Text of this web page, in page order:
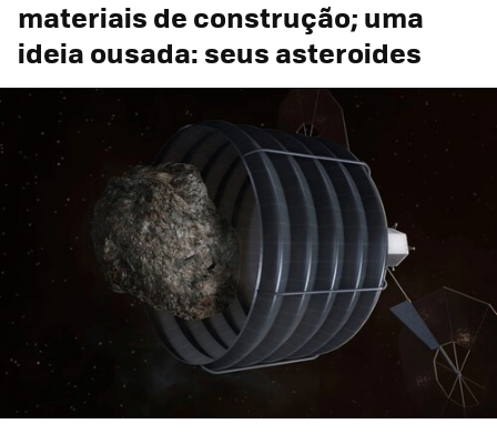
materiais de construção; uma
ideia ousada: seus asteroides